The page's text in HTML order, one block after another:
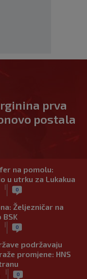
prva
postala
na pomolu:
u utrku za Lukakua
| 0
Željezničar na
| 0
podržavaju
promjene: HNS
| 0